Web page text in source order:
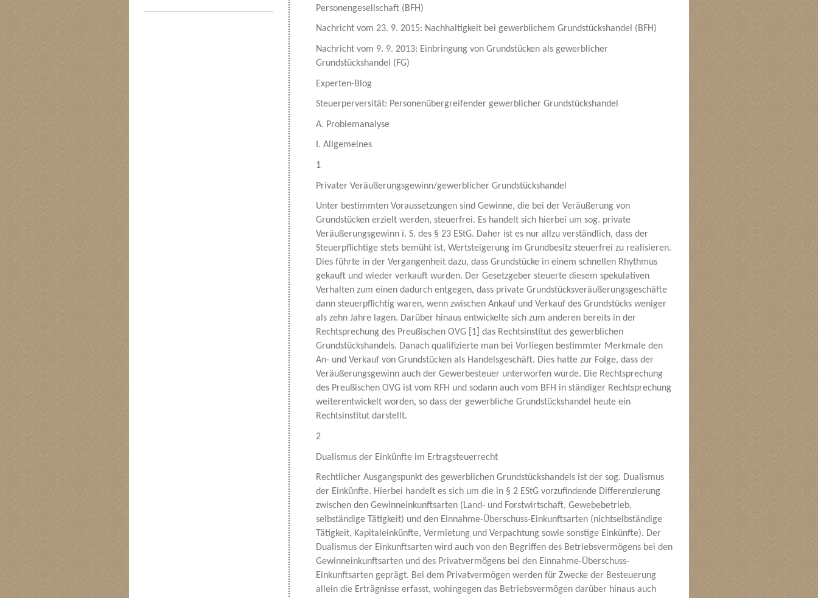
Personengesellschaft (BFH)
Nachricht vom 23. 9. 2015: Nachhaltigkeit bei gewerblichem Grundstückshandel (BFH)
Nachricht vom 9. 9. 2013: Einbringung von Grundstücken als gewerblicher
Grundstückshandel (FG)
Experten-Blog
Steuerperversität: Personenübergreifender gewerblicher Grundstückshandel
A. Problemanalyse
I. Allgemeines
1
Privater Veräußerungsgewinn/gewerblicher Grundstückshandel
Unter bestimmten Voraussetzungen sind Gewinne, die bei der Veräußerung von
Grundstücken erzielt werden, steuerfrei. Es handelt sich hierbei um sog. private
Veräußerungsgewinn i. S. des § 23 EStG. Daher ist es nur allzu verständlich, dass der
Steuerpflichtige stets bemüht ist, Wertsteigerung im Grundbesitz steuerfrei zu realisieren.
Dies führte in der Vergangenheit dazu, dass Grundstücke in einem schnellen Rhythmus
gekauft und wieder verkauft wurden. Der Gesetzgeber steuerte diesem spekulativen
Verhalten zum einen dadurch entgegen, dass private Grundstücksveräußerungsgeschäfte
dann steuerpflichtig waren, wenn zwischen Ankauf und Verkauf des Grundstücks weniger
als zehn Jahre lagen. Darüber hinaus entwickelte sich zum anderen bereits in der
Rechtsprechung des Preußischen OVG [1] das Rechtsinstitut des gewerblichen
Grundstückshandels. Danach qualifizierte man bei Vorliegen bestimmter Merkmale den
An- und Verkauf von Grundstücken als Handelsgeschäft. Dies hatte zur Folge, dass der
Veräußerungsgewinn auch der Gewerbesteuer unterworfen wurde. Die Rechtsprechung
des Preußischen OVG ist vom RFH und sodann auch vom BFH in ständiger Rechtsprechung
weiterentwickelt worden, so dass der gewerbliche Grundstückshandel heute ein
Rechtsinstitut darstellt.
2
Dualismus der Einkünfte im Ertragsteuerrecht
Rechtlicher Ausgangspunkt des gewerblichen Grundstückshandels ist der sog. Dualismus
der Einkünfte. Hierbei handelt es sich um die in § 2 EStG vorzufindende Differenzierung
zwischen den Gewinneinkunftsarten (Land- und Forstwirtschaft, Gewebebetrieb,
selbständige Tätigkeit) und den Einnahme-Überschuss-Einkunftsarten (nichtselbständige
Tätigkeit, Kapitaleinkünfte, Vermietung und Verpachtung sowie sonstige Einkünfte). Der
Dualismus der Einkunftsarten wird auch von den Begriffen des Betriebsvermögens bei den
Gewinneinkunftsarten und des Privatvermögens bei den Einnahme-Überschuss-
Einkunftsarten geprägt. Bei dem Privatvermögen werden für Zwecke der Besteuerung
allein die Erträgnisse erfasst, wohingegen das Betriebsvermögen darüber hinaus auch